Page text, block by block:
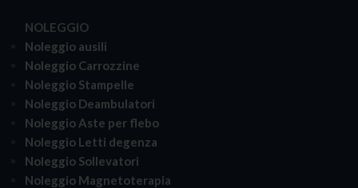
NOLEGGIO
Noleggio ausili
Noleggio Carrozzine
Noleggio Stampelle
Noleggio Deambulatori
Noleggio Aste per flebo
Noleggio Letti degenza
Noleggio Sollevatori
Noleggio Magnetoterapia